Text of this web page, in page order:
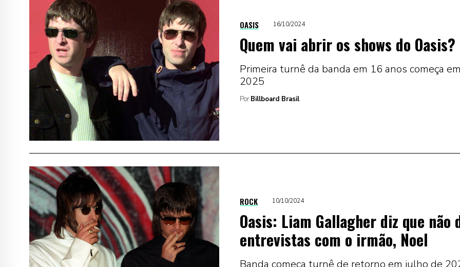
OASIS 16/10/2024
Quem vai abrir os shows do Oasis?
Primeira turnê da banda em 16 anos começa
2025
Por Billboard Brasil
ROCK 10/10/2024
Oasis: Liam Gallagher diz que não
entrevistas com o irmão, Noel
Banda começa turnê de retorno em julho de